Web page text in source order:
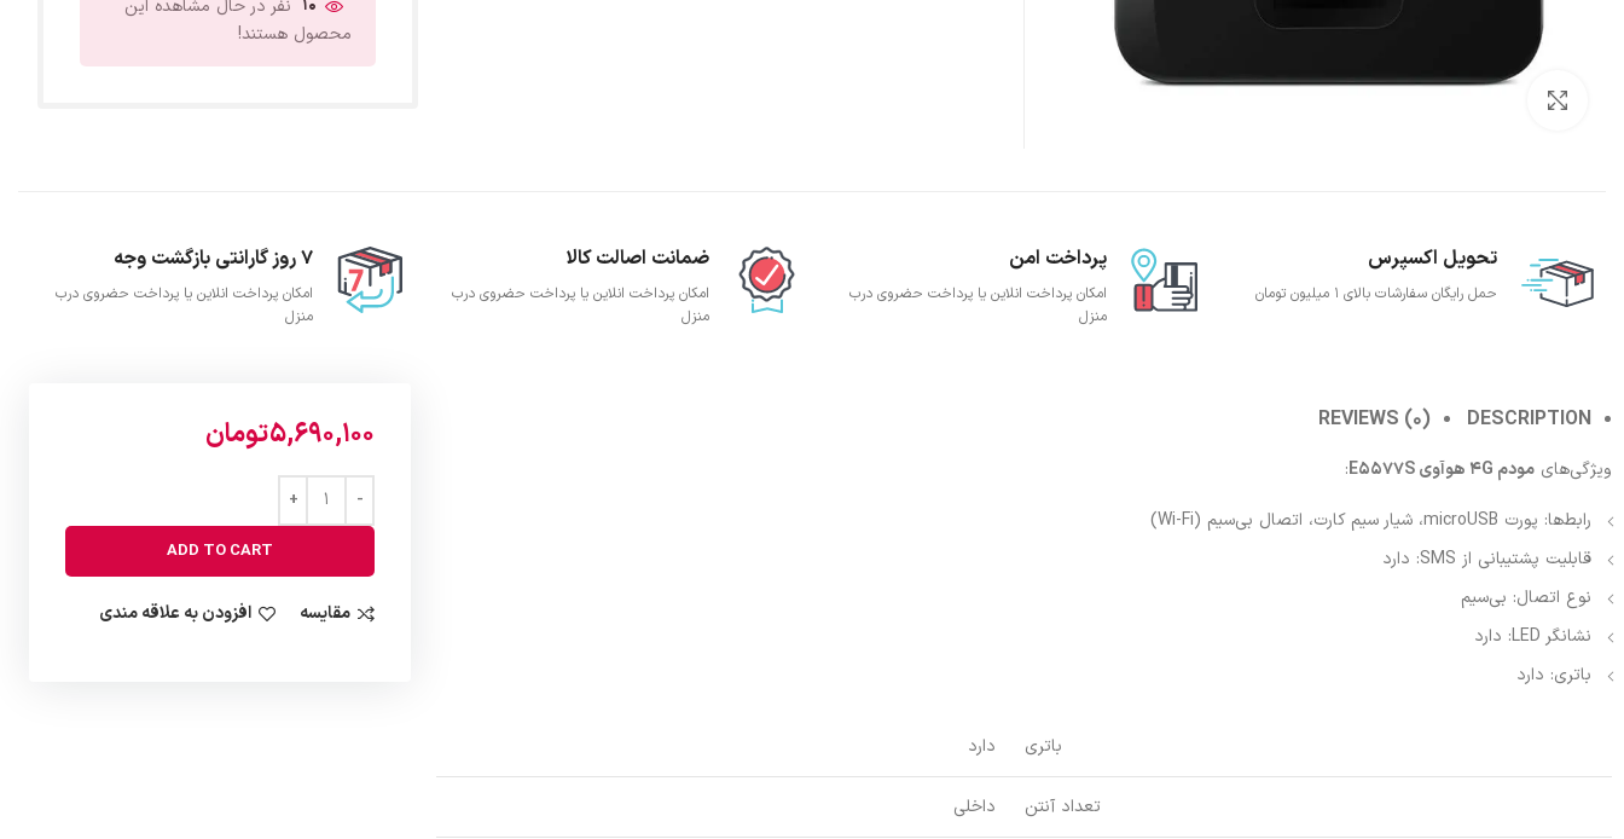
نفر در حال مشاهده این
محصول هستند!
تحویل اکسپرس
حمل رایگان سفارشات بالای 1 میلیون تومان
پرداخت امن
امکان پرداخت انلاین یا پرداخت حضروی درب
منزل
ضمانت اصالت کالا
امکان پرداخت انلاین یا پرداخت حضروی درب
منزل
7 روز گارانتی بازگشت وجه
امکان پرداخت انلاین یا پرداخت حضروی درب
منزل
DESCRIPTION
REVIEWS (0)
ویژگی‌های مودم 4G هوآوی E5577S
:
رابط‌ها: پورت microUSB، شیار سیم کارت، اتصال بی‌سیم (Wi-Fi)
قابلیت پشتیبانی از SMS: دارد
نوع اتصال: بی‌سیم
نشانگر LED: دارد
باتری: دارد
باتری دارد
تعداد آنتن داخلی
5,690,100تومان
ADD TO CART
مقایسه افزودن به علاقه مندی